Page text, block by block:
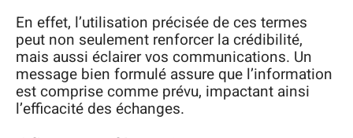
En effet, l’utilisation précisée de ces termes
peut non seulement renforcer la crédibilité,
mais aussi éclairer vos communications. Un
message bien formulé assure que l’information
est comprise comme prévu, impactant ainsi
l’efficacité des échanges.